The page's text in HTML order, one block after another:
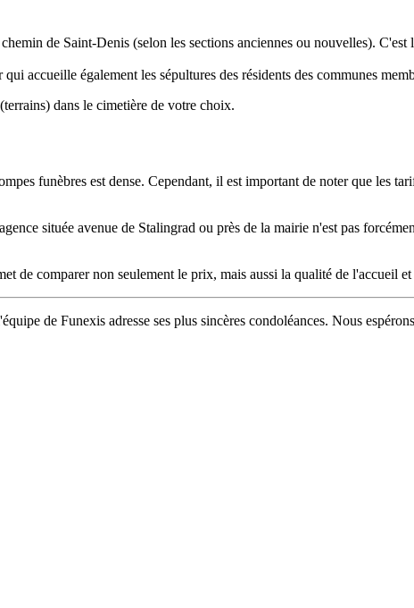
de Saint-Denis (selon les sections anciennes ou nouvelles).
accueille également les sépultures des résidents des communes
dans le cimetière de votre choix.
funèbres est dense. Cependant, il est important de noter que les
située avenue de Stalingrad ou près de la mairie n'est pas
de comparer non seulement le prix, mais aussi la qualité de l'accueil et
de Funexis adresse ses plus sincères condoléances. Nous